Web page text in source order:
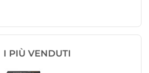
I PIÙ VENDUTI